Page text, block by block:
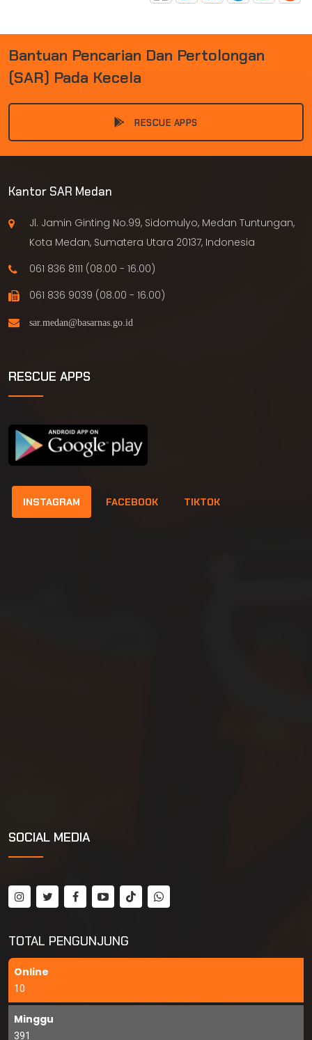
BANTUAN PENCARIAN DAN PERTOLONGAN
(SAR) PADA KECELA
RESCUE APPS
Kantor SAR Medan
Jl. Jamin Ginting No.99, Sidomulyo, Medan Tuntungan,
Kota Medan, Sumatera Utara 20137, Indonesia
061 836 8111 (08.00 - 16.00)
061 836 9039 (08.00 - 16.00)
RESCUE APPS
INSTAGRAM FACEBOOK TIKTOK
SOCIAL MEDIA
TOTAL PENGUNJUNG
Online
10
Minggu
391